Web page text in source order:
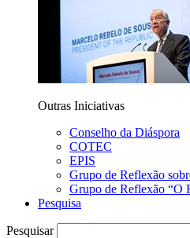
Outras Iniciativas
Conselho da Diáspora
COTEC
EPIS
Grupo de Reflexão
Grupo de Reflexão “O
Pesquisa
Pesquisar